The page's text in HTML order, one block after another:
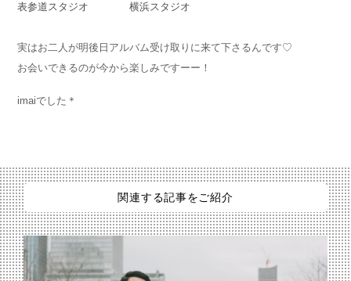
表参道スタジオ 横浜スタジオ
実はお二人が明後日アルバム受け取りに来て下さるんです♡
お会いできるのが今から楽しみですーー！
imaiでした＊
関連する記事をご紹介